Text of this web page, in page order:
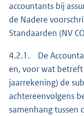
accountants bij
de Nadere
Standaarden (NV
4.2.1. De
en, voor wat
jaarrekening) de
achtereenvolgens
samenhang tussen